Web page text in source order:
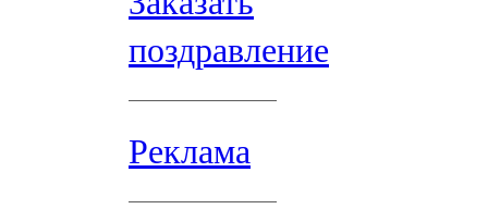
поздравление
Реклама